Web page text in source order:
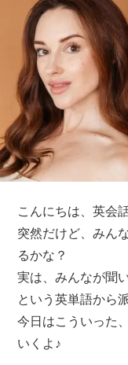
こんにちは、英会
突然だけど、みん
るかな？
実は、みんなが聞
という英単語から
今日はこういった
いくよ♪